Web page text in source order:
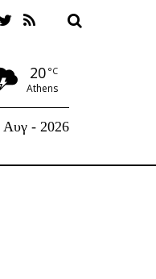
20 °C
Athens
Αυγ - 2026